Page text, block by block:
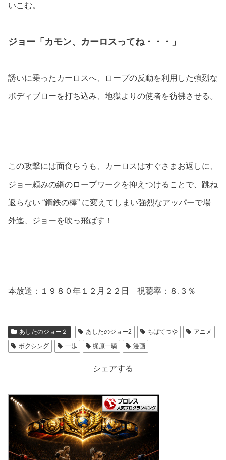
いこむ。
ジョー「カモン、カーロスってね・・・」
誘いに乗ったカーロスへ、ロープの反動を利用した強烈な
ボディブローを打ち込み、地獄よりの使者を彷彿させる。
この攻撃には面食らうも、カーロスはすぐさまお返しに、
ジョー頼みの綱のロープワークを抑えつけることで、跳ね
返らない “鋼鉄の棒” に変えてしまい強烈なアッパーで場
外迄、ジョーを吹っ飛ばす！
本放送：１９８０年１２月２２日 視聴率：８.３％
あしたのジョー２ あしたのジョー2 ちばてつや
アニメ
ボクシング
一歩 梶原一騎 漫画
シェアする